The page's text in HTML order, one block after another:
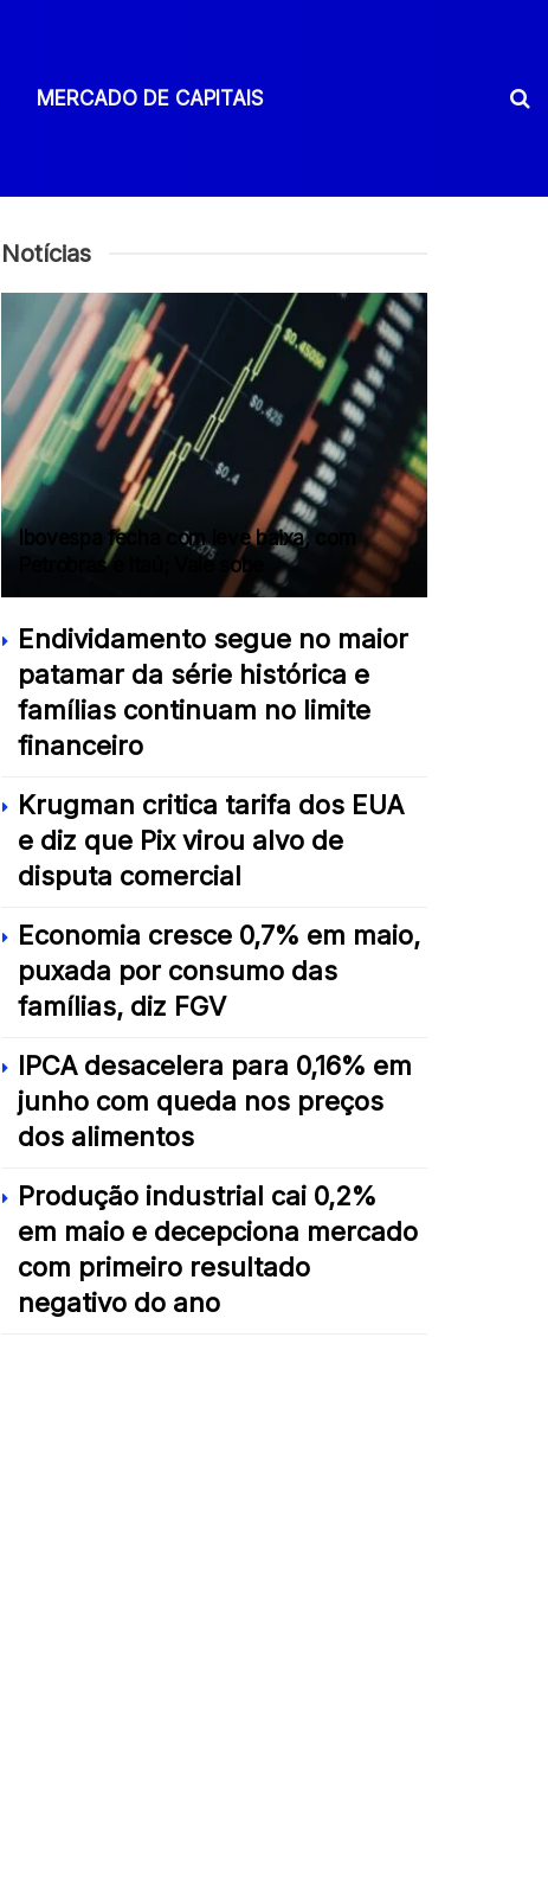
MERCADO DE CAPITAIS
Notícias
Ibovespa fecha com leve baixa, com
Petrobras e Itaú; Vale sobe
Endividamento segue no maior
patamar da série histórica e
famílias continuam no limite
financeiro
Krugman critica tarifa dos EUA
e diz que Pix virou alvo de
disputa comercial
Economia cresce 0,7% em maio,
puxada por consumo das
famílias, diz FGV
IPCA desacelera para 0,16% em
junho com queda nos preços
dos alimentos
Produção industrial cai 0,2%
em maio e decepciona mercado
com primeiro resultado
negativo do ano